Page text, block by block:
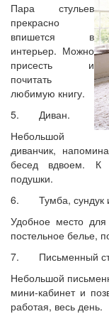
Пара стульев
прекрасно
впишется в
интерьер. Можно
присесть и
почитать
любимую книгу.
5. Диван.
Небольшой
диванчик,
бесед вдвоем. К
подушки.
6. Тумба, сундук
Удобное место
постельное белье,
7. Письменный
Небольшой
мини-кабинет и
работая, весь день.